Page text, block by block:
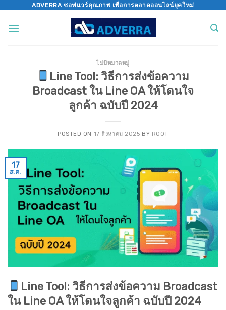
content
ADVERRA ซอฟแวร์คุณภาพ เพื่อการตลาดออนไลน์ยุคใหม่
ไม่มีหมวดหมู่
Line Tool: วิธีการส่งข้อความ
Broadcast ใน Line OA ให้โดนใจ
ลูกค้า ฉบับปี 2024
POSTED ON 17 สิงหาคม 2025 BY ROOT
17
ส.ค.
Line Tool: วิธีการส่งข้อความ Broadcast
ใน Line OA ให้โดนใจลูกค้า ฉบับปี 2024